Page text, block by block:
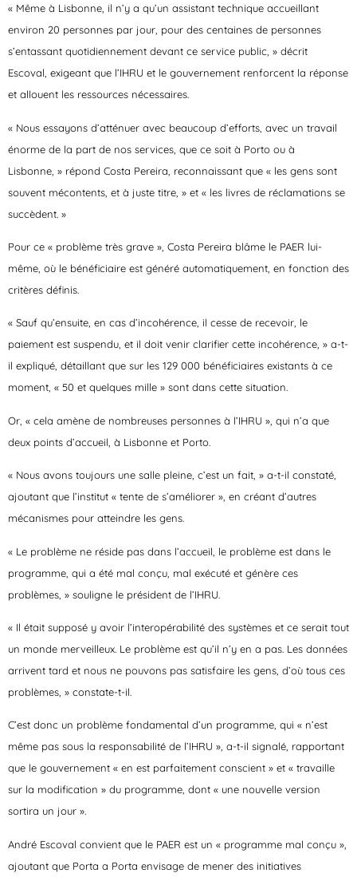
« Même à Lisbonne, il n’y a qu’un assistant technique accueillant
environ 20 personnes par jour, pour des centaines de personnes
s’entassant quotidiennement devant ce service public, » décrit
Escoval, exigeant que l’IHRU et le gouvernement renforcent la réponse
et allouent les ressources nécessaires.
« Nous essayons d’atténuer avec beaucoup d’efforts, avec un travail
énorme de la part de nos services, que ce soit à Porto ou à
Lisbonne, » répond Costa Pereira, reconnaissant que « les gens sont
souvent mécontents, et à juste titre, » et « les livres de réclamations se
succèdent. »
Pour ce « problème très grave », Costa Pereira blâme le PAER lui-
même, où le bénéficiaire est généré automatiquement, en fonction des
critères définis.
« Sauf qu’ensuite, en cas d’incohérence, il cesse de recevoir, le
paiement est suspendu, et il doit venir clarifier cette incohérence, » a-t-
il expliqué, détaillant que sur les 129 000 bénéficiaires existants à ce
moment, « 50 et quelques mille » sont dans cette situation.
Or, « cela amène de nombreuses personnes à l’IHRU », qui n’a que
deux points d’accueil, à Lisbonne et Porto.
« Nous avons toujours une salle pleine, c’est un fait, » a-t-il constaté,
ajoutant que l’institut « tente de s’améliorer », en créant d’autres
mécanismes pour atteindre les gens.
« Le problème ne réside pas dans l’accueil, le problème est dans le
programme, qui a été mal conçu, mal exécuté et génère ces
problèmes, » souligne le président de l’IHRU.
« Il était supposé y avoir l’interopérabilité des systèmes et ce serait tout
un monde merveilleux. Le problème est qu’il n’y en a pas. Les données
arrivent tard et nous ne pouvons pas satisfaire les gens, d’où tous ces
problèmes, » constate-t-il.
C’est donc un problème fondamental d’un programme, qui « n’est
même pas sous la responsabilité de l’IHRU », a-t-il signalé, rapportant
que le gouvernement « en est parfaitement conscient » et « travaille
sur la modification » du programme, dont « une nouvelle version
sortira un jour ».
André Escoval convient que le PAER est un « programme mal conçu »,
ajoutant que Porta a Porta envisage de mener des initiatives